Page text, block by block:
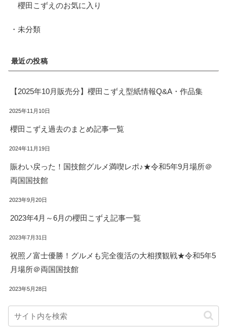
櫻田こずえのお気に入り
・未分類
最近の投稿
【2025年10月販売分】櫻田こずえ型紙情報Q&A・作品集
2025年11月10日
櫻田こずえ過去のまとめ記事一覧
2024年11月19日
賑わい戻った！国技館グルメ満喫レポ♪★令和5年9月場所＠
両国国技館
2023年9月20日
2023年4月～6月の櫻田こずえ記事一覧
2023年7月31日
祝照ノ富士優勝！グルメも完全復活の大相撲観戦★令和5年5
月場所＠両国国技館
2023年5月28日